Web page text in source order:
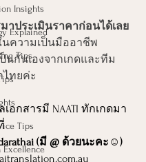
Insights
Explained
Tips
Tips
Excellence
าประเมินราคาก่อนได้เลย
นความเป็นมืออาชีพ
นกันเองจากเกดและทีม
ไทยค่ะ
อกสารมี NAATI ทักเกดมา
(มี @ ด้วยนะคะ☺️)